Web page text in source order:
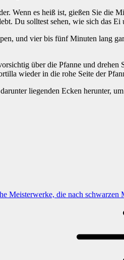
Wenn es heiß ist, gießen Sie die
Du solltest sehen, wie sich das
und vier bis fünf Minuten lang
über die Pfanne und
wieder in die rohe Seite der
liegenden Ecken herunter,
Meisterwerke, die nach